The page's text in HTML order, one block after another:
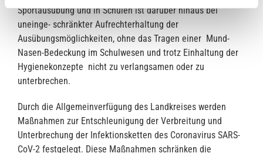
Sportausübung und in Schulen ist darüber hinaus bei
uneinge- schränkter Aufrechterhaltung der
Ausübungsmöglichkeiten, ohne das Tragen einer Mund-
Nasen-Bedeckung im Schulwesen und trotz Einhaltung der
Hygienekonzepte nicht zu verlangsamen oder zu
unterbrechen.
Durch die Allgemeinverfügung des Landkreises werden
Maßnahmen zur Entschleunigung der Verbreitung und
Unterbrechung der Infektionsketten des Coronavirus SARS-
CoV-2 festgelegt. Diese Maßnahmen schränken die